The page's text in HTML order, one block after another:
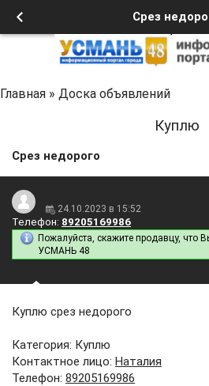
Срез
Главная » Доска объявлений
Куплю
Срез недорого
24.10.2023 в 15:52
Телефон: 89205169986
Пожалуйста, скажите продавцу, что
УСМАНЬ 48
Куплю срез недорого
Категория: Куплю
Контактное лицо: Наталия
Телефон: 89205169986